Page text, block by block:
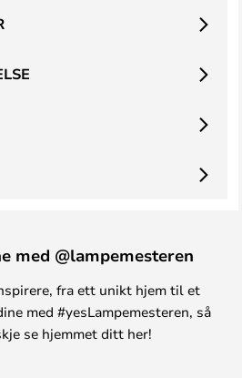
med @lampemesteren
fra ett unikt hjem til et
med #yesLampemesteren, så
se hjemmet ditt her!